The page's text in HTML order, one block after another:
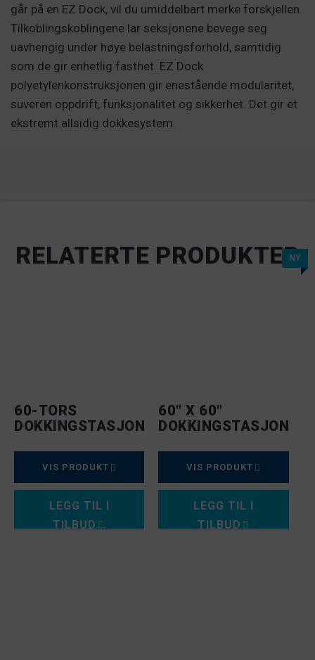
går på en EZ Dock, vil du umiddelbart merke forskjellen.
Tilkoblingskoblingene lar seksjonene bevege seg
uavhengig under høye belastningsforhold, samtidig
som de gir enhetlig fasthet. EZ Dock
polyetylenkonstruksjonen gir enestående modularitet,
suveren oppdrift, funksjonalitet og sikkerhet. Det gir et
ekstremt allsidig dokkesystem.
RELATERTE PRODUKTER
60-TORS
DOKKINGSTASJON
VIS PRODUKT
LEGG TIL I
TILBUD
60" X 60"
DOKKINGSTASJON
VIS PRODUKT
LEGG TIL I
TILBUD
NY